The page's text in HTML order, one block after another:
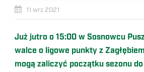
11 wrz 2021
Już jutro o 15:00 w Sosnowcu
walce o ligowe punkty z
mogą zaliczyć początku sezonu